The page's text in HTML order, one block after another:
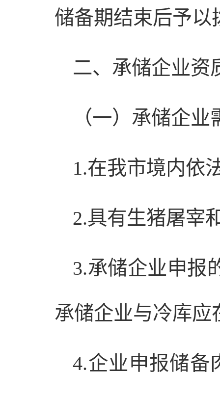
储备期结束后予以
二、承储企业资
（一）承储企
1.在我市境内依
2.具有生猪屠宰
3.承储企业申报
承储企业与冷库应
4.企业申报储备